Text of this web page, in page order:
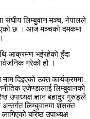
संघीय लिम्बुवान मञ्च, नेपालले
छ । आज मञ्चको दमकमा
आक्रमण भईरहेको हुँदा
गरेको हो ।
दिइएको उक्त कार्यक्रममा
एजेण्डालाई लिम्बुवानको
उपाध्यक्ष ज्ञान बहादुर गुरुङ्ले
लिम्बुवानमा शसक्त
बरिष्ठ उपाध्यक्ष